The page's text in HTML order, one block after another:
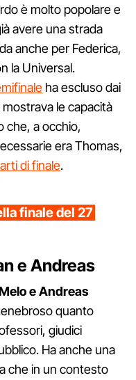
è molto popolare e
avere una strada
anche per Federica,
la Universal.
ha escluso dai
le capacità
che, a occhio,
era Thomas,
di finale.
finale del 27
e Andreas
e Andreas
quanto
giudici
Ha anche una
che in un contesto